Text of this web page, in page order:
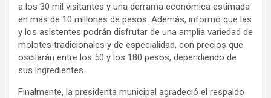
a los 30 mil visitantes y una derrama económica estimada
en más de 10 millones de pesos. Además, informó que las
y los asistentes podrán disfrutar de una amplia variedad de
molotes tradicionales y de especialidad, con precios que
oscilarán entre los 50 y los 180 pesos, dependiendo de
sus ingredientes.
Finalmente, la presidenta municipal agradeció el respaldo